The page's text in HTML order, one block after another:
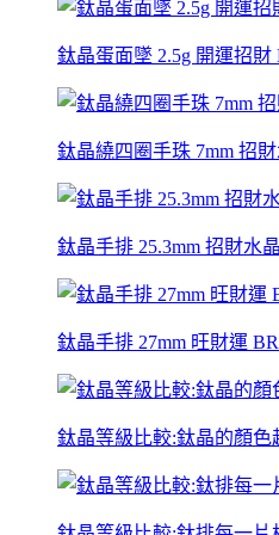
鈦晶蛋面墜 2.5g 開運招財
鈦晶繞四圈手珠 7mm 招
鈦晶手排 25.3mm 招財水
鈦晶手排 27mm 旺財運
鈦晶等級比較:鈦晶的顏